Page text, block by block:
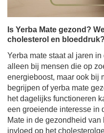
cholesterol en
alleen bij mensen die op
energieboost, maar ook bij
begrijpen of yerba mate
het dagelijks functioneren
een groeiende interesse in
Mate in de gezondheid van
invloed op het
is dan ook geen verrassing
jaren het onderwerp is
wetenschappelijke studies.